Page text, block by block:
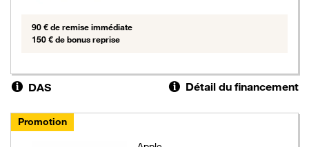
90 € de remise immédiate
150 € de bonus reprise
DAS Détail du financement
Promotion